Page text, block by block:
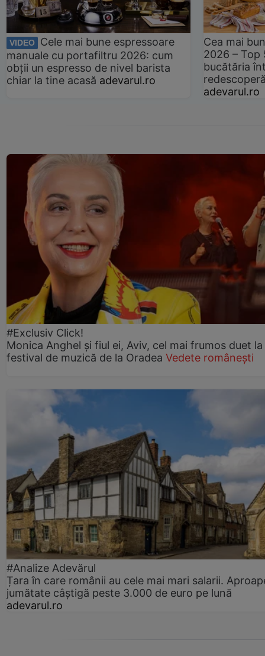
VIDEO
Cele mai bune espressoare
manuale cu portafiltru 2026: cum
obții un espresso de nivel barista
chiar la tine acasă adevarul.ro
Cea mai
2026 –
bucătăria
adevarul.ro
#Exclusiv Click!
Monica Anghel și fiul ei, Aviv, cel mai frumos duet la
festival de muzică de la Oradea Vedete românești
#Analize Adevărul
Țara în care românii au cele mai mari salarii.
jumătate câștigă peste 3.000 de euro pe lună
adevarul.ro